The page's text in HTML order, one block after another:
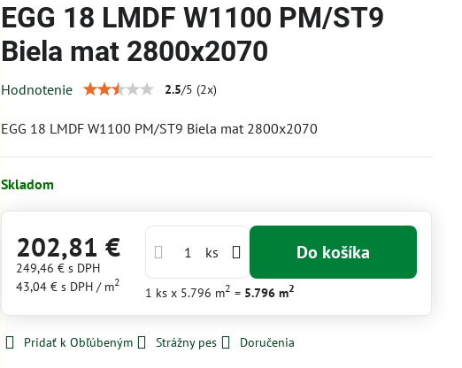
EGG 18 LMDF W1100 PM/ST9
Biela mat 2800x2070
Hodnotenie 2.5/5 (2x)
EGG 18 LMDF W1100 PM/ST9 Biela mat 2800x2070
Skladom
202,81 €
249,46 €s DPH
43,04 € s DPH / m2
ks Do košíka
1 ksx 5.796 m2 = 5.796 m2
Pridať k Obľúbeným Strážny pes Doručenia